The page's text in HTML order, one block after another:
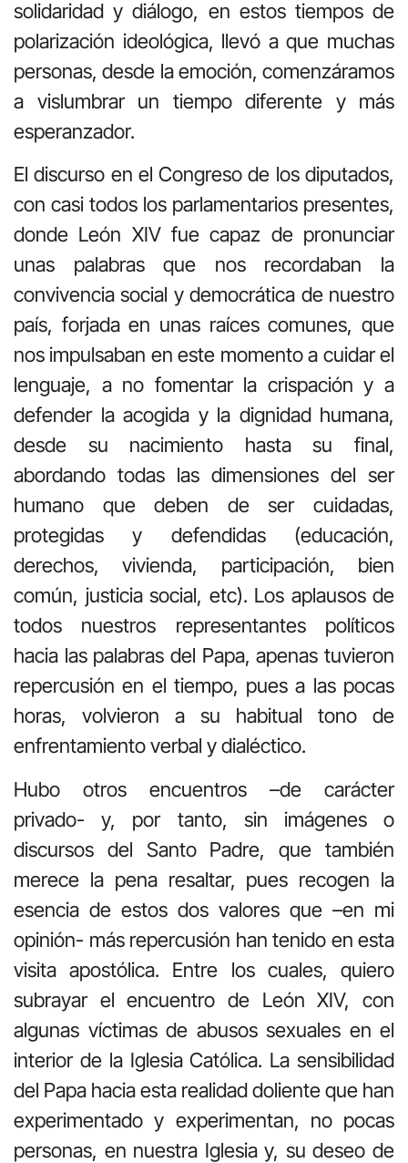
solidaridad y diálogo, en estos tiempos de
polarización ideológica, llevó a que muchas
personas, desde la emoción, comenzáramos
a vislumbrar un tiempo diferente y más
esperanzador.
El discurso en el Congreso de los diputados,
con casi todos los parlamentarios presentes,
donde León XIV fue capaz de pronunciar
unas palabras que nos recordaban la
convivencia social y democrática de nuestro
país, forjada en unas raíces comunes, que
nos impulsaban en este momento a cuidar el
lenguaje, a no fomentar la crispación y a
defender la acogida y la dignidad humana,
desde su nacimiento hasta su final,
abordando todas las dimensiones del ser
humano que deben de ser cuidadas,
protegidas y defendidas (educación,
derechos, vivienda, participación, bien
común, justicia social, etc). Los aplausos de
todos nuestros representantes políticos
hacia las palabras del Papa, apenas tuvieron
repercusión en el tiempo, pues a las pocas
horas, volvieron a su habitual tono de
enfrentamiento verbal y dialéctico.
Hubo otros encuentros –de carácter
privado- y, por tanto, sin imágenes o
discursos del Santo Padre, que también
merece la pena resaltar, pues recogen la
esencia de estos dos valores que –en mi
opinión- más repercusión han tenido en esta
visita apostólica. Entre los cuales, quiero
subrayar el encuentro de León XIV, con
algunas víctimas de abusos sexuales en el
interior de la Iglesia Católica. La sensibilidad
del Papa hacia esta realidad doliente que han
experimentado y experimentan, no pocas
personas, en nuestra Iglesia y, su deseo de